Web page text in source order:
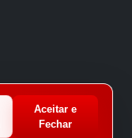
Aceitar e
Fechar